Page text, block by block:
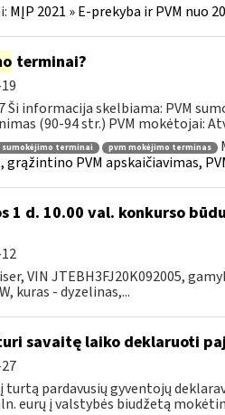
MĮP 2021 » E-prekyba ir PVM nuo
terminai?
Ši informacija skelbiama: PVM
(90-94 str.) PVM mokėtojai:
sumokėjimo terminai pvm mokėjimo terminas
grąžintino PVM apskaičiavimas,
1 d. 10.00 val. konkurso
VIN JTEBH3FJ20K092005,
kuras - dyzelinas,...
savaitę laiko deklaruoti
pardavusių gyventojų
eurų į valstybės biudžetą